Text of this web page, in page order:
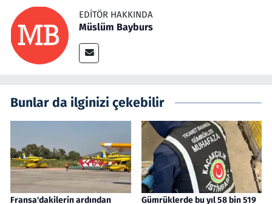
EDITÖR HAKKINDA
Müslüm Bayburs
Bunlar da ilginizi çekebilir
Fransa'dakilerin ardından Gümrüklerde bu yıl 58 bin 519